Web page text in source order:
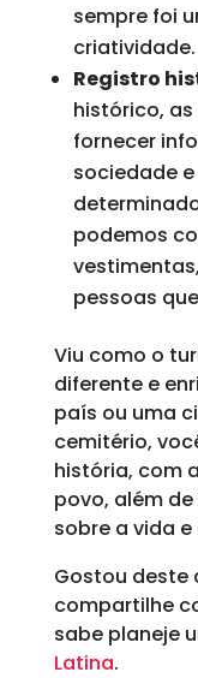
sempre foi
criatividade.
Registro
histórico,
fornecer
sociedade
podemos
pessoas
Viu como o
diferente e
país ou uma
cemitério,
história, com
povo, além
sobre a vida
Gostou deste
compartilhe
sabe planeje
Latina.